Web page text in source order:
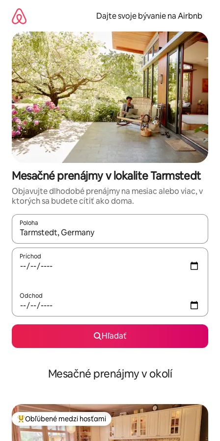
obsah.
Dajte svoje bývanie na Airbnb
Mesačné prenájmy v lokalite Tarmstedt
Objavujte dlhodobé prenájmy na mesiac alebo viac, v
ktorých sa budete cítiť ako doma.
Poloha
Keď budú výsledky k dispozícii, môžete si ich prechádzať
Príchod
Odchod
Hľadať
Mesačné prenájmy v okolí
Najobľúbenejšie medzi hosťami
Obľúbené medzi hosťami